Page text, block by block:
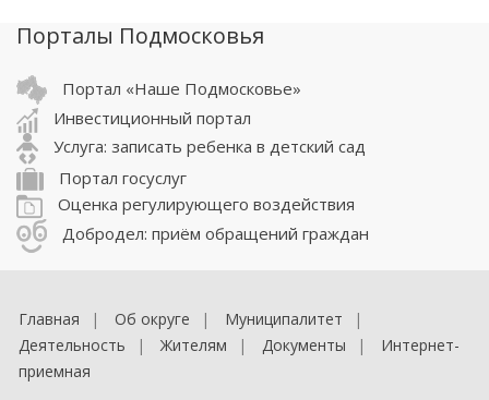
Порталы Подмосковья
Портал «Наше Подмосковье»
Инвестиционный портал
Услуга: записать ребенка в детский сад
Портал госуслуг
Оценка регулирующего воздействия
Добродел: приём обращений граждан
Главная Об округе
Муниципалитет
Деятельность
Жителям Документы
Интернет-
приемная